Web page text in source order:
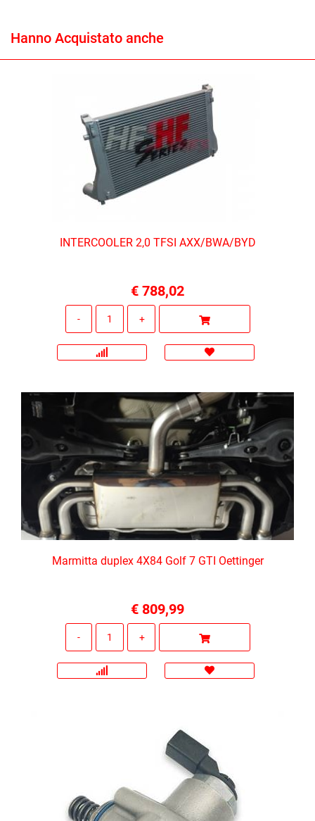
Hanno Acquistato anche
INTERCOOLER 2,0 TFSI AXX/BWA/BYD
€ 788,02
Marmitta duplex 4X84 Golf 7 GTI Oettinger
€ 809,99